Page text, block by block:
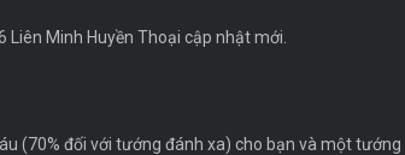
Minh Huyền Thoại cập nhật mới.
(70% đối với tướng đánh xa) cho bạn và một